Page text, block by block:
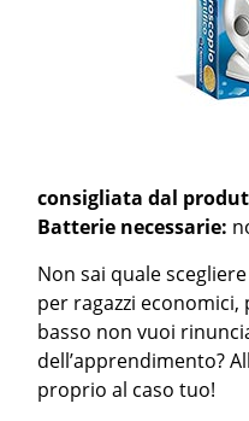
consigliata dal
Batterie necessarie:
Non sai quale
per ragazzi economici,
basso non vuoi
dell’apprendimento?
proprio al caso tuo!